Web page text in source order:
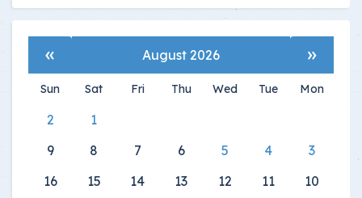
«
August 2026
»
Mon
Tue
Wed
Thu
Fri
Sat
Sun
1
2
3
4
5
6
7
8
9
10
11
12
13
14
15
16